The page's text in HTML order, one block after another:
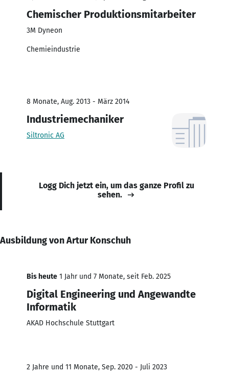
Chemischer Produktionsmitarbeiter
3M Dyneon
Chemieindustrie
8 Monate, Aug. 2013 - März 2014
Industriemechaniker
Siltronic AG
Logg Dich jetzt ein, um das ganze Profil zu
sehen.
Ausbildung von Artur Konschuh
Bis heute 1 Jahr und 7 Monate, seit Feb. 2025
Digital Engineering und Angewandte
Informatik
AKAD Hochschule Stuttgart
2 Jahre und 11 Monate, Sep. 2020 - Juli 2023